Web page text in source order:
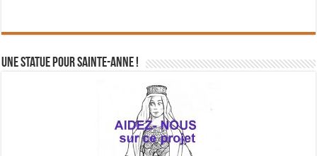
Une statue pour Sainte-Anne !